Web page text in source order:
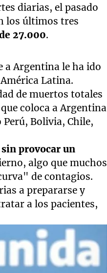
diarias, el pasado
los últimos tres
27.000.
a Argentina le ha ido
Latina.
de muertos totales
coloca a Argentina
Bolivia, Chile,
sin provocar un
algo que muchos
de contagios.
a prepararse y
a los pacientes,